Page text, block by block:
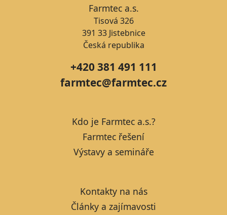
Farmtec a.s.
Tisová 326
391 33 Jistebnice
Česká republika
+420 381 491 111
farmtec@farmtec.cz
Kdo je Farmtec a.s.?
Farmtec řešení
Výstavy a semináře
Kontakty na nás
Články a zajímavosti